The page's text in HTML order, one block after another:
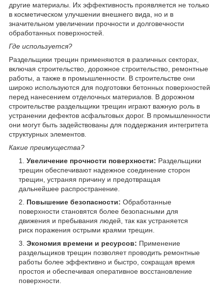
другие материалы. Их эффективность проявляется не только
в косметическом улучшении внешнего вида, но и в
значительном увеличении прочности и долговечности
обработанных поверхностей.
Где используется?
Раздельщики трещин применяются в различных секторах,
включая строительство, дорожное строительство, ремонтные
работы, а также в промышленности. В строительстве они
широко используются для подготовки бетонных поверхностей
перед нанесением отделочных материалов. В дорожном
строительстве раздельщики трещин играют важную роль в
устранении дефектов асфальтовых дорог. В промышленности
они могут быть задействованы для поддержания интегритета
структурных элементов.
Какие преимущества?
Увеличение прочности поверхности: Раздельщики
трещин обеспечивают надежное соединение сторон
трещин, устраняя причину и предотвращая
дальнейшее распространение.
Повышение безопасности: Обработанные
поверхности становятся более безопасными для
движения и пребывания людей, так как устраняется
риск поражения острыми краями трещин.
Экономия времени и ресурсов: Применение
раздельщиков трещин позволяет проводить ремонтные
работы более эффективно и быстро, сокращая время
простоя и обеспечивая оперативное восстановление
поверхности.